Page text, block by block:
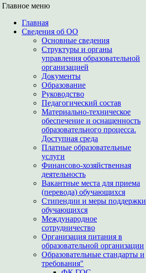
Главное меню
Главная
Сведения об ОО
Основные сведения
Структуры и органы
управления образовательной
организацией
Документы
Образование
Руководство
Педагогический состав
Материально-техническое
обеспечение и оснащенность
образовательного процесса.
Доступная среда
Платные образовательные
услуги
Финансово-хозяйственная
деятельность
Вакантные места для приема
(перевода) обучающихся
Стипендии и меры поддержки
обучающихся
Международное
сотрудничество
Организация питания в
образовательной организации
Образовательные стандарты и
требования"